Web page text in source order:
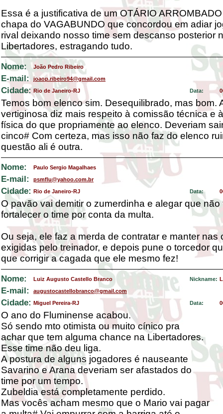
Essa é a justificativa de um OTÁRIO
chapa do VAGABUNDO que concordou em adiar
rival deixando nosso time sem descanso posterior
Libertadores, estragando tudo.
Nome: João Pedro Ribeiro
E-mail: joaop.ribeiro94@gmail.com
Cidade: Rio de Janeiro-RJ Data:
Temos bom elenco sim. Desequilibrado, mas bom.
vertiginosa diz mais respeito à comissão técnica e
física do que propriamente ao elenco. Deveriam
cinco# Com certeza, mas isso não faz do elenco
questão ali é outra.
Nome: Paulo Sergio Magalhaes
E-mail: psmflu@yahoo.com.br
Cidade: Rio de Janeiro-RJ Data:
O pavão vai demitir o zumerdinha e alegar que não
fortalecer o time por conta da multa.
Ou seja, ele faz a merda de contratar e manter nas
exigidas pelo treinador, e depois pune o torcedor
que corrigir a cagada que ele mesmo fez!
Nome: Luiz Augusto Castello Branco Nickname:
E-mail: augustocastellobranco@gmail.com
Cidade: Miguel Pereira-RJ Data:
O ano do Fluminense acabou.
Só sendo mto otimista ou muito cínico pra
achar que tem alguma chance na Libertadores.
Esse time não deu liga.
A postura de alguns jogadores é nauseante
Savarino e Arana deveriam ser afastados do
time por um tempo.
Zubeldia está completamente perdido.
Mas vocês acham mesmo que o Mario vai pagar